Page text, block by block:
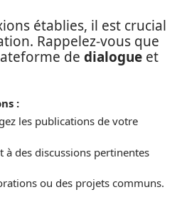
établies, il est crucial
Rappelez-vous que
de dialogue et
:
les publications de votre
à des discussions pertinentes
ou des projets communs.